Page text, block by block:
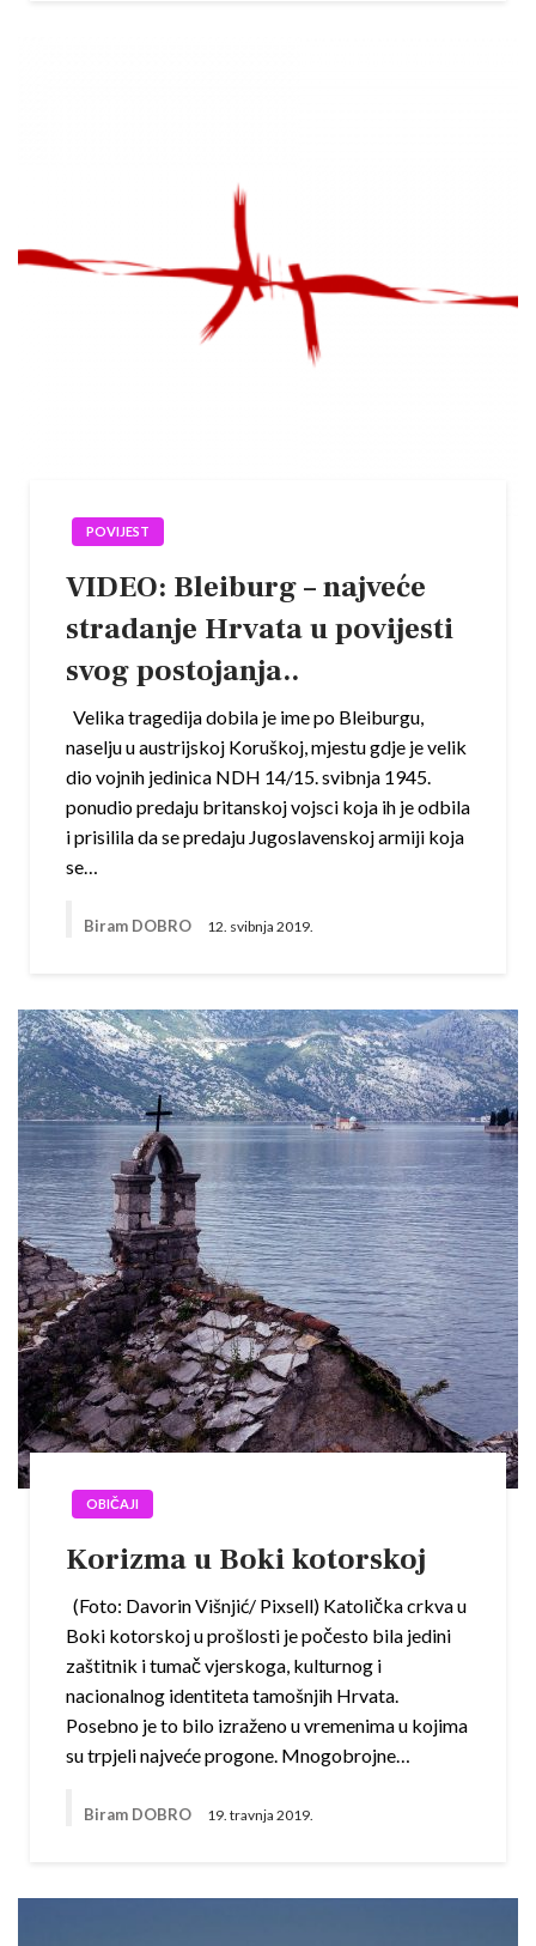
POVIJEST
VIDEO: Bleiburg – najveće
stradanje Hrvata u povijesti
svog postojanja..
Velika tragedija dobila je ime po Bleiburgu,
naselju u austrijskoj Koruškoj, mjestu gdje je velik
dio vojnih jedinica NDH 14/15. svibnja 1945.
ponudio predaju britanskoj vojsci koja ih je odbila
i prisilila da se predaju Jugoslavenskoj armiji koja
se…
Biram DOBRO 12. svibnja 2019.
OBIČAJI
Korizma u Boki kotorskoj
(Foto: Davorin Višnjić/ Pixsell) Katolička crkva u
Boki kotorskoj u prošlosti je počesto bila jedini
zaštitnik i tumač vjerskoga, kulturnog i
nacionalnog identiteta tamošnjih Hrvata.
Posebno je to bilo izraženo u vremenima u kojima
su trpjeli najveće progone. Mnogobrojne…
Biram DOBRO 19. travnja 2019.